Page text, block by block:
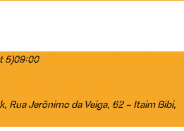
5)09:00
, Rua Jerônimo da Veiga, 62 – Itaim Bibi,